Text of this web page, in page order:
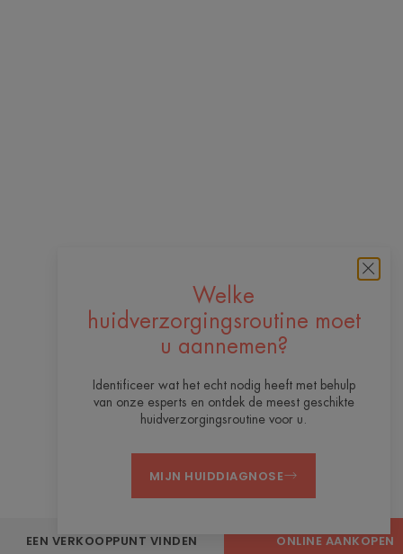
EEN VERKOOPPUNT VINDEN ONLINE AANKOPEN
Welke
huidverzorgingsroutine moet
u aannemen?
Identificeer wat het echt nodig heeft met behulp
van onze esperts en ontdek de meest geschikte
huidverzorgingsroutine voor u.
MIJN HUIDDIAGNOSE